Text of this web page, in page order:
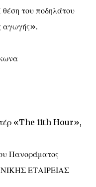
του ποδηλάτου
αγωγής».
«The 11th Hour»,
Πανοράματος
ΕΤΑΙΡΕΙΑΣ